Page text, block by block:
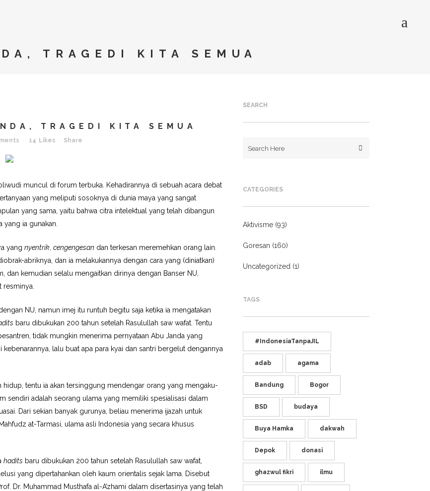
TRAGEDI KITA SEMUA
TRAGEDI KITA SEMUA
14 Likes Share
muncul di forum terbuka. Kehadirannya di sebuah acara debat
yang meliputi sosoknya di dunia maya yang sangat
yang sama, yaitu bahwa citra intelektual yang telah dibangun
ia gunakan.
yang nyentrik cengengesan dan terkesan meremehkan orang lain.
abriknya, dan ia melakukannya dengan cara yang (diniatkan)
dan kemudian selalu mengaitkan dirinya dengan Banser NU,
resminya.
NU, namun imej itu runtuh begitu saja ketika ia mengatakan
baru dibukukan 200 tahun setelah Rasulullah saw wafat. Tentu
tidak mungkin menerima pernyataan Abu Janda yang
kebenarannya, lalu buat apa para kyai dan santri bergelut dengannya
hidup, tentu ia akan tersinggung mendengar orang yang mengaku-
sendiri adalah seorang ulama yang memiliki spesialisasi dalam
Dari sekian banyak gurunya, beliau menerima ijazah untuk
at-Tarmasi, ulama asli Indonesia yang secara khusus
hadits baru dibukukan 200 tahun setelah Rasulullah saw wafat,
yang dipertahankan oleh kaum orientalis sejak lama. Disebut
Dr. Muhammad Musthafa al-A’zhami dalam disertasinya yang telah
SEARCH
CATEGORIES
Aktivisme (93)
Goresan (160)
Uncategorized (1)
TAGS
#IndonesiaTanpaJIL
adab agama
Bandung Bogor
BSD budaya
Buya Hamka dakwah
Depok donasi
ghazwul fikri ilmu